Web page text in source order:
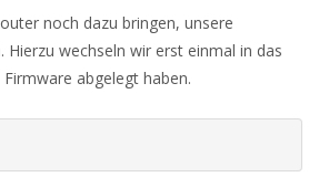
noch dazu bringen, unsere
Hierzu wechseln wir erst einmal in das
abgelegt haben.